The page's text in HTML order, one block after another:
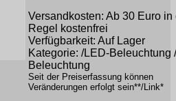
Versandkosten: Ab 30 Euro in
Regel kostenfrei
Verfügbarkeit: Auf Lager
Kategorie: /LED-Beleuchtung
Beleuchtung
Seit der Preiserfassung können
Veränderungen erfolgt sein**/Link*